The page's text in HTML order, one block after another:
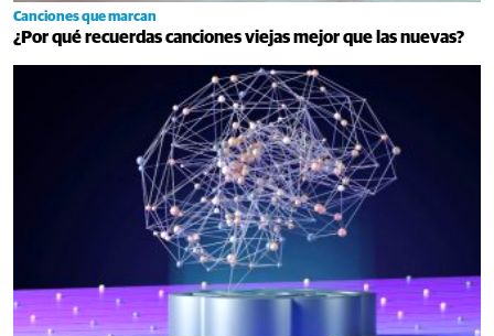
Canciones que marcan
¿Por qué recuerdas canciones viejas mejor que las nuevas?